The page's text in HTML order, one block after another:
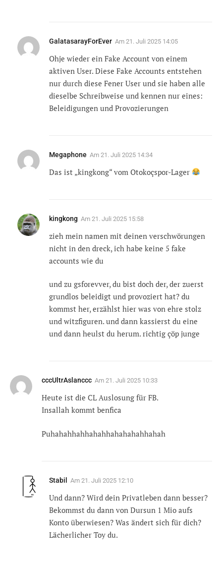
GalatasarayForEver Am 21. Juli 2025 14:05
Ohje wieder ein Fake Account von einem
aktiven User. Diese Fake Accounts entstehen
nur durch diese Fener User und sie haben alle
dieselbe Schreibweise und kennen nur eines:
Beleidigungen und Provozierungen
Megaphone Am 21. Juli 2025 14:34
Das ist „kingkong“ vom Otokoçspor-Lager
kingkong Am 21. Juli 2025 15:58
zieh mein namen mit deinen verschwörungen
nicht in den dreck, ich habe keine 5 fake
accounts wie du
und zu gsforevver, du bist doch der, der zuerst
grundlos beleidigt und provoziert hat? du
kommst her, erzählst hier was von ehre stolz
und witzfiguren. und dann kassierst du eine
und dann heulst du herum. richtig çöp junge
cccUltrAslanccc Am 21. Juli 2025 10:33
Heute ist die CL Auslosung für FB.
Insallah kommt benfica
Puhahahhahhahahhahahahahhahah
Stabil Am 21. Juli 2025 12:10
Und dann? Wird dein Privatleben dann besser?
Bekommst du dann von Dursun 1 Mio aufs
Konto überwiesen? Was ändert sich für dich?
Lächerlicher Toy du.